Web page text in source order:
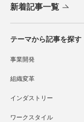
新着記事一覧
テーマから記事を探す
事業開発
組織変革
インダストリー
ワークスタイル